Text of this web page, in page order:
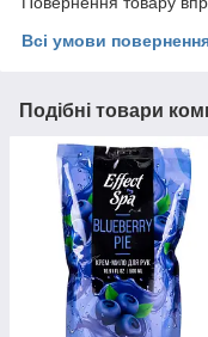
Всі умови
Подібні товари